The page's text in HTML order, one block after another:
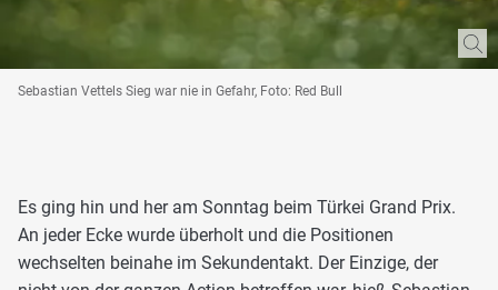
Sebastian Vettels Sieg war nie in Gefahr, Foto: Red Bull
Es ging hin und her am Sonntag beim Türkei Grand Prix.
An jeder Ecke wurde überholt und die Positionen
wechselten beinahe im Sekundentakt. Der Einzige, der